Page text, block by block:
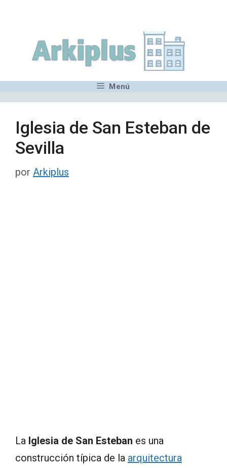
contenido
Menú
Iglesia de San Esteban de
Sevilla
por Arkiplus
La Iglesia de San Esteban es una
construcción típica de la arquitectura